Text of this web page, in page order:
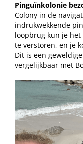
Pinguïnkolonie
Colony in de
indrukwekkende
loopbrug kun je
te verstoren, en je
Dit is een
vergelijkbaar met